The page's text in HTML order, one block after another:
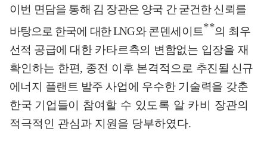
이번 면담을 통해 김 장관은 양국 간굳건한 신뢰를
바탕으로 한국에 대한LNG와 콘덴세이트**의 최우
선적 공급에 대한 카타르측의 변함없는 입장을 재
확인하는 한편, 종전 이후 본격적으로 추진될 신규
에너지 플랜트 발주 사업에 우수한 기술력을 갖춘
한국 기업들이
참여할 수 있도록 알 카비 장관의
적극적인 관심과 지원을 당부하였다.